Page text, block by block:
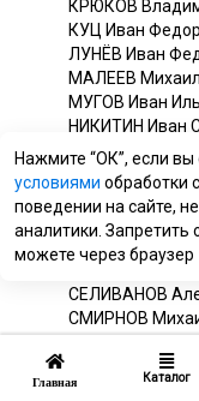
Главная Каталог
КРЮКОВ
КУЦ Иван
ЛУНЁВ Иван
МАЛЕЕВ
МУГОВ Иван
НИКИТИН Иван
НОСКОВ
ОСЛИКОВСКИЙ
ПАНАСЮК
ПЛИЕВ Исса
ПОГРЕБОВ
ПОЛЯКОВ
СЕЛИВАНОВ
СМИРНОВ
СУРЖИКОВ
ТИМОФЕЕВ
Нажмите “ОК”, если вы
условиями обработки
поведении на сайте,
аналитики. Запретить
можете через браузер